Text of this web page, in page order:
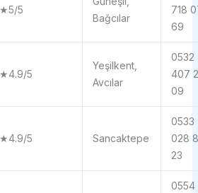
★5/5
Bağcılar
718
69
★4.9/5
Yeşilkent,
Avcılar
0532
407
09
★4.9/5 Sancaktepe
0533
028
23
0554